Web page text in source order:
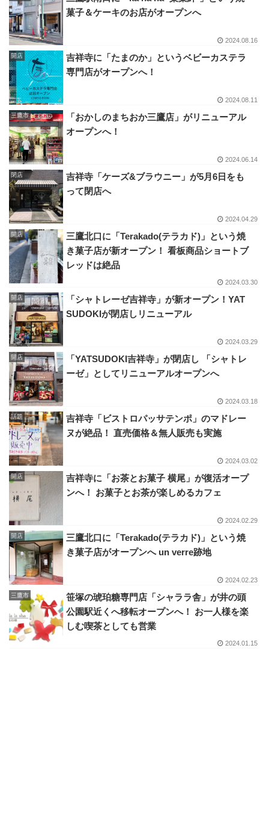
菓子＆ケーキのお店がオープンへ
2024.08.16
開店
吉祥寺に「たまのか」というベビーカステラ
専門店がオープンへ！
2024.08.11
三鷹市
「おかしのまちおか三鷹店」がリニューアル
オープンへ！
2024.06.14
閉店
吉祥寺「ケーズ&ブラウニー」が5月6日をも
って閉店へ
2024.04.29
開店
三鷹北口に「Terakado(テラカド)」という焼
き菓子店が新オープン！ 看板商品ショートブ
レッドは絶品
2024.03.30
開店
「シャトレーゼ吉祥寺」が新オープン！YAT
SUDOKIが閉店しリニューアル
2024.03.29
開店
「YATSUDOKI吉祥寺」が閉店し 「シャトレ
ーゼ」としてリニューアルオープンへ
2024.03.18
話題
吉祥寺「ビストロパッサテンポ」のマドレー
ヌが絶品！ 直売価格＆無人販売も実施
2024.03.02
開店
吉祥寺に「お茶とお菓子 横尾」が復活オープ
ンへ！ お菓子とお茶が楽しめるカフェ
2024.02.29
開店
三鷹北口に「Terakado(テラカド)」という焼
き菓子店がオープンへ un verre跡地
2024.02.23
三鷹市
笹塚の琥珀糖専門店「シャララ舎」が井の頭
公園駅近くへ移転オープンへ！ お一人様を楽
しむ喫茶としても営業
2024.01.15